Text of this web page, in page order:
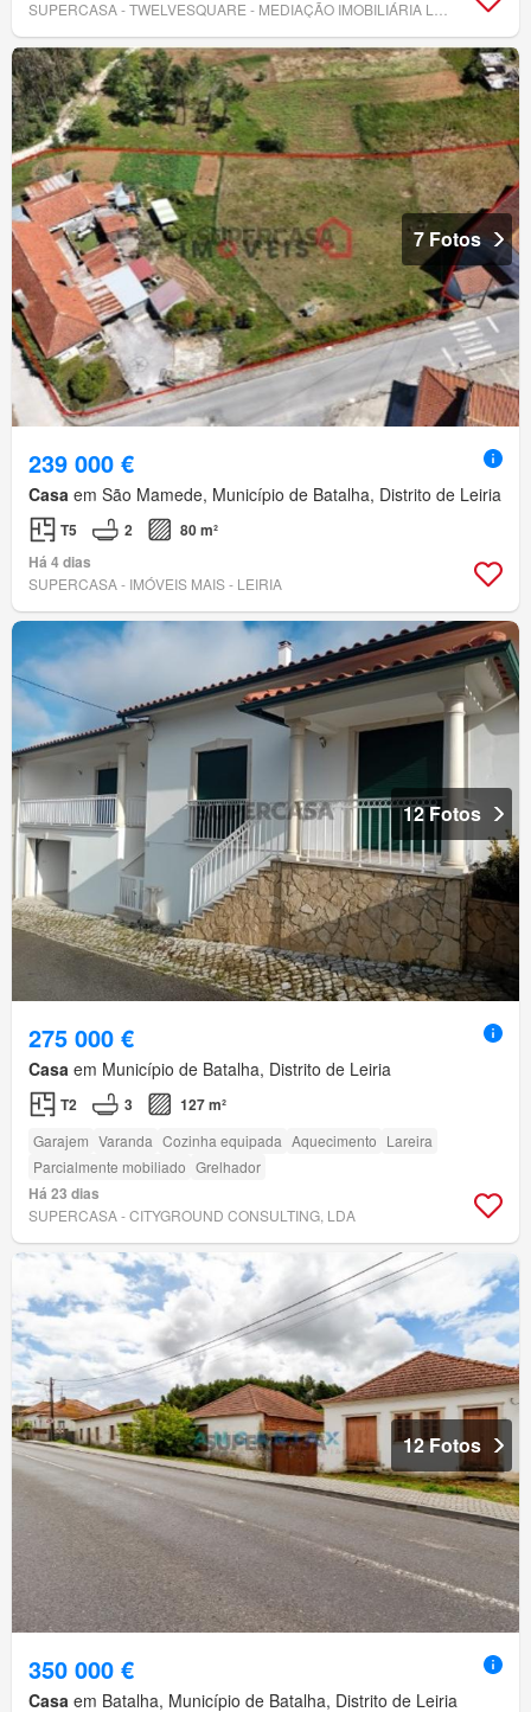
7 Fotos
239 000 €
Casa em São Mamede, Município de Batalha, Distrito de Leiria
T5 2
80 m²
Há 4 dias
SUPERCASA - IMÓVEIS MAIS - LEIRIA
12 Fotos
275 000 €
Casa em Município de Batalha, Distrito de Leiria
T2 3 127 m²
Garajem Varanda Cozinha equipada Aquecimento Lareira
Parcialmente mobiliado Grelhador
Há 23 dias
SUPERCASA - CITYGROUND CONSULTING, LDA
12 Fotos
350 000 €
Casa em Batalha, Município de Batalha, Distrito de Leiria